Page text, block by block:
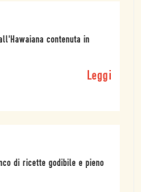
contenuta in
Leggi
di ricette godibile e pieno